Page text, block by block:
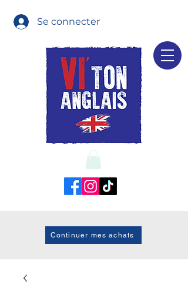
Se connecter
Continuer mes achats